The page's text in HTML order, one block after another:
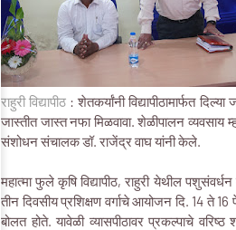
राहुरी विद्यापीठ : शेतकर्यांनी विद्यापीठामार्फत
जास्तीत जास्त नफा मिळवावा. शेळीपालन व्यवसाय
संशोधन संचालक डॉ. राजेंद्र वाघ यांनी केले.
महात्मा फुले कृषि विद्यापीठ, राहुरी येथील
तीन दिवसीय प्रशिक्षण वर्गाचे आयोजन दि. 14 ते
बोलत होते. यावेळी व्यासपीठावर प्रकल्पाचे